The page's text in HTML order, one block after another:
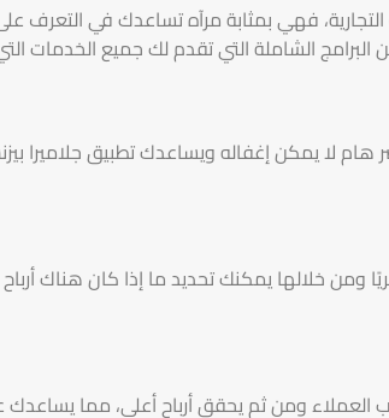
فهي بمثابة مرآه تساعدك في التعرف
الشاملة التي تقدم لك جميع الخدمات
لا يمكن إغفاله ويساعدك تطبيق جلاميرا
ومن خلالها يمكنك تحديد ما إذا كان هناك
ومن ثم يحقق أرباح أعلى، مما يساعدك